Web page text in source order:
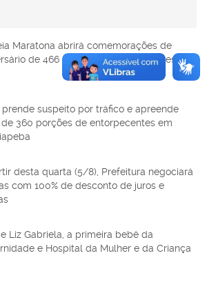
Maratona abrirá comemorações de
de 466 anos de Mogi das Cruzes
prende suspeito por tráfico e apreende
de 360 porções de entorpecentes em
desta quarta (5/8), Prefeitura negociará
com 100% de desconto de juros e
Liz Gabriela, a primeira bebê da
e Hospital da Mulher e da Criança